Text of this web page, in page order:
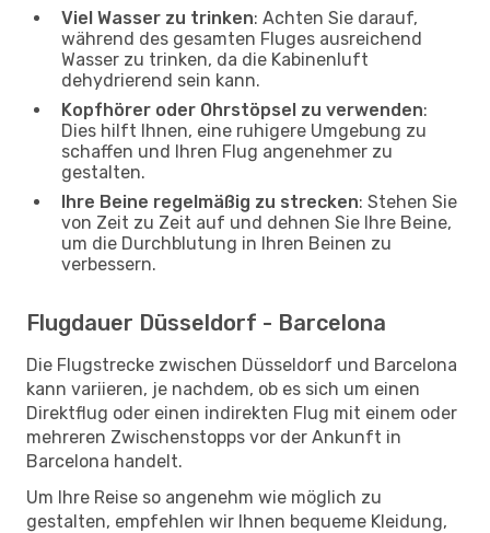
Viel Wasser zu trinken: Achten Sie darauf,
während des gesamten Fluges ausreichend
Wasser zu trinken, da die Kabinenluft
dehydrierend sein kann.
Kopfhörer oder Ohrstöpsel zu verwenden:
Dies hilft Ihnen, eine ruhigere Umgebung zu
schaffen und Ihren Flug angenehmer zu
gestalten.
Ihre Beine regelmäßig zu strecken: Stehen Sie
von Zeit zu Zeit auf und dehnen Sie Ihre Beine,
um die Durchblutung in Ihren Beinen zu
verbessern.
Flugdauer Düsseldorf - Barcelona
Die Flugstrecke zwischen Düsseldorf und Barcelona
kann variieren, je nachdem, ob es sich um einen
Direktflug oder einen indirekten Flug mit einem oder
mehreren Zwischenstopps vor der Ankunft in
Barcelona handelt.
Um Ihre Reise so angenehm wie möglich zu
gestalten, empfehlen wir Ihnen bequeme Kleidung,